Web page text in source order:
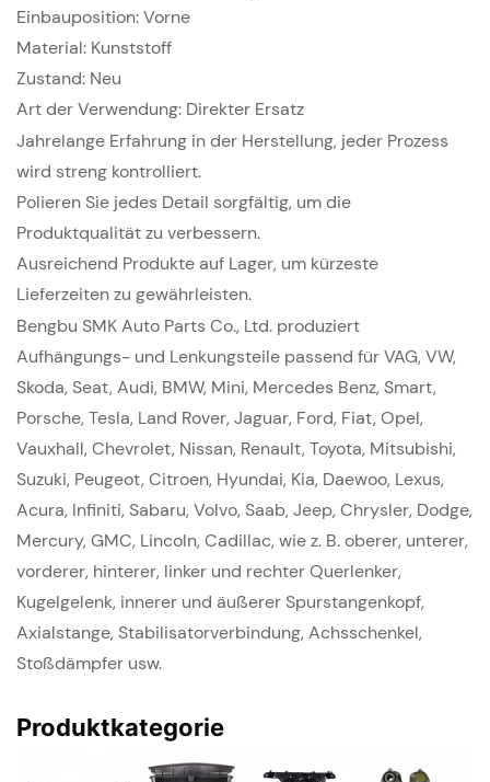
Einbauposition: Vorne
Material: Kunststoff
Zustand: Neu
Art der Verwendung: Direkter Ersatz
Jahrelange Erfahrung in der Herstellung, jeder Prozess
wird streng kontrolliert.
Polieren Sie jedes Detail sorgfältig, um die
Produktqualität zu verbessern.
Ausreichend Produkte auf Lager, um kürzeste
Lieferzeiten zu gewährleisten.
Bengbu SMK Auto Parts Co., Ltd. produziert
Aufhängungs- und Lenkungsteile passend für VAG, VW,
Skoda, Seat, Audi, BMW, Mini, Mercedes Benz, Smart,
Porsche, Tesla, Land Rover, Jaguar, Ford, Fiat, Opel,
Vauxhall, Chevrolet, Nissan, Renault, Toyota, Mitsubishi,
Suzuki, Peugeot, Citroen, Hyundai, Kia, Daewoo, Lexus,
Acura, Infiniti, Sabaru, Volvo, Saab, Jeep, Chrysler, Dodge,
Mercury, GMC, Lincoln, Cadillac, wie z. B. oberer, unterer,
vorderer, hinterer, linker und rechter Querlenker,
Kugelgelenk, innerer und äußerer Spurstangenkopf,
Axialstange, Stabilisatorverbindung, Achsschenkel,
Stoßdämpfer usw.
Produktkategorie